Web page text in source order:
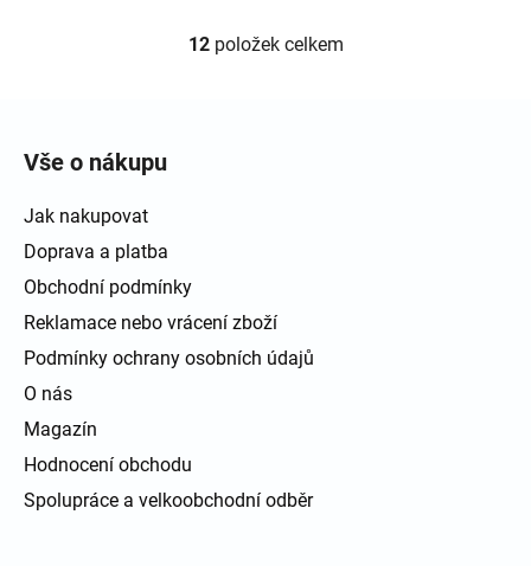
Ovládací prvky výpisu
12položek celkem
Vše o nákupu
Jak nakupovat
Doprava a platba
Obchodní podmínky
Reklamace nebo vrácení zboží
Podmínky ochrany osobních údajů
O nás
Magazín
Hodnocení obchodu
Spolupráce a velkoobchodní odběr